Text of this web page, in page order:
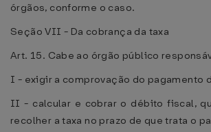
órgãos, conforme o caso.
Seção VII - Da cobrança da taxa
Art. 15. Cabe ao órgão público
I - exigir a comprovação do pagamento
II - calcular e cobrar o débito fiscal,
recolher a taxa no prazo de que trata o